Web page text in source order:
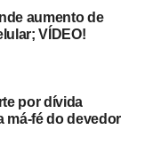
aumento de
VÍDEO!
por dívida
má-fé do devedor